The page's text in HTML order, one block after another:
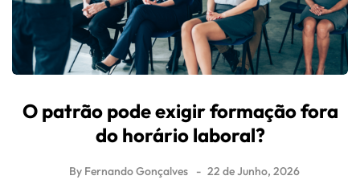
O patrão pode exigir formação fora
do horário laboral?
By Fernando Gonçalves 22 de Junho, 2026